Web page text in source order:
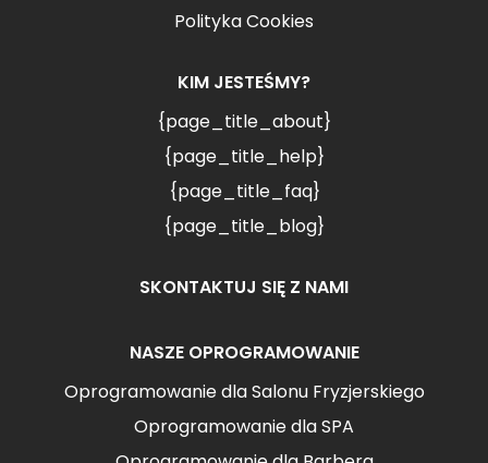
Polityka Cookies
KIM JESTEŚMY?
{page_title_about}
{page_title_help}
{page_title_faq}
{page_title_blog}
SKONTAKTUJ SIĘ Z NAMI
NASZE OPROGRAMOWANIE
Oprogramowanie dla Salonu Fryzjerskiego
Oprogramowanie dla SPA